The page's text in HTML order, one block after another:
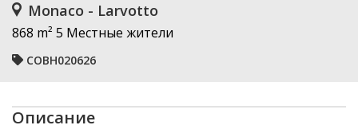
Monaco - Larvotto
868 m² 5 Местные жители
COBH020626
Описание